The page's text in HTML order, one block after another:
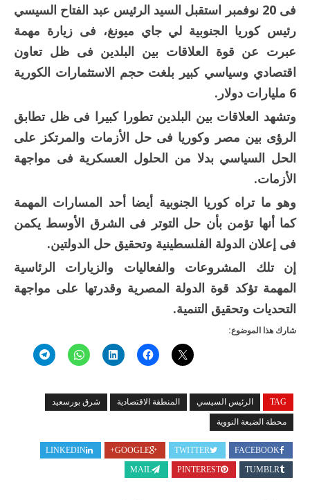
فى 20 نوفمبر استقبل السيد الرئيس عبد الفتاح السيسي
رئيس كوريا الجنوبية لي جاي ميونغ، فى زيارة مهمة
عبرت عن قوة العلاقات بين البلدين فى ظل تعاون
اقتصادي وسياسي كبير بلغت حجم الاستثمارات الكورية
وتشهد العلاقات بين البلدين تطورا كبيرا فى ظل تطابق
الرؤى بين مصر وكوريا فى حل الأزمات والمرتكز على
الحل السياسي بدلا من الحلول العسكرية فى مواجهة
الأزمات.
وهو ما تراه كوريا الجنوبية أيضا أحد المسارات المهمة
كما أنها تؤمن بأن حل التوتر فى الشرق الأوسط يكمن
فى إعلان الدولة الفلسطينية وتحقيق حل الدولتين.
إن تلك المشروعات والفعاليات والزيارات الرئاسية
المهمة تؤكد قوة الدولة المصرية وقدرتها على مواجهة
التحديات وتحقيق التنمية.
شارك هذا الموضوع:
TAG الرئيس السيسي المنطقة الاقتصادية شرق بورسعيد
محطة الضبعة النووية
FACEBOOK
TWITTER
GOOGLE+
LINKEDIN
TUMBLR
PINTEREST
MAIL